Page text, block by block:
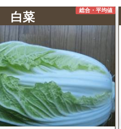
総合・平均値
白菜